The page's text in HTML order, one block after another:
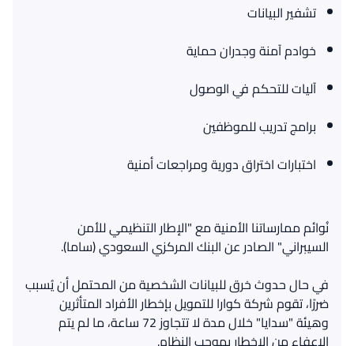
تشفير البيانات
خوادم آمنة وجدران حماية
آليات للتحكم في الوصول
برامج تدريب للموظفين
اختبارات اختراق دورية ومراجعات أمنية
نُوائم ممارساتنا الأمنية مع "الإطار التنظيمي للأمن
في حال حدوث خرق للبيانات الشخصية من المحتمل أن يُسبب
ضررًا، تقوم شركة كوارا للتمويل بإخطار الأفراد المتأثرين
وهيئة "سدايا" خلال مدة لا تتجاوز 72 ساعة، ما لم يتم
الإعفاء من الإخطار بموجب النظام.